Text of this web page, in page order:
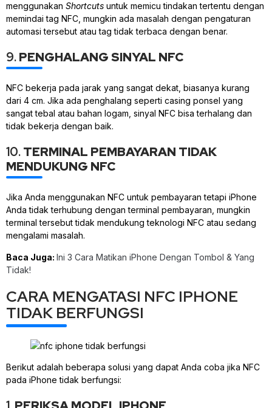
menggunakan Shortcuts untuk memicu tindakan tertentu dengan
memindai tag NFC, mungkin ada masalah dengan pengaturan
automasi tersebut atau tag tidak terbaca dengan benar.
9.PENGHALANG SINYAL NFC
NFC bekerja pada jarak yang sangat dekat, biasanya kurang
dari 4 cm. Jika ada penghalang seperti casing ponsel yang
sangat tebal atau bahan logam, sinyal NFC bisa terhalang dan
tidak bekerja dengan baik.
10.TERMINAL PEMBAYARAN TIDAK
MENDUKUNG NFC
Jika Anda menggunakan NFC untuk pembayaran tetapi iPhone
Anda tidak terhubung dengan terminal pembayaran, mungkin
terminal tersebut tidak mendukung teknologi NFC atau sedang
mengalami masalah.
Baca Juga: Ini 3 Cara Matikan iPhone Dengan Tombol & Yang
Tidak!
CARA MENGATASI NFC IPHONE
TIDAK BERFUNGSI
Berikut adalah beberapa solusi yang dapat Anda coba jika NFC
pada iPhone tidak berfungsi: